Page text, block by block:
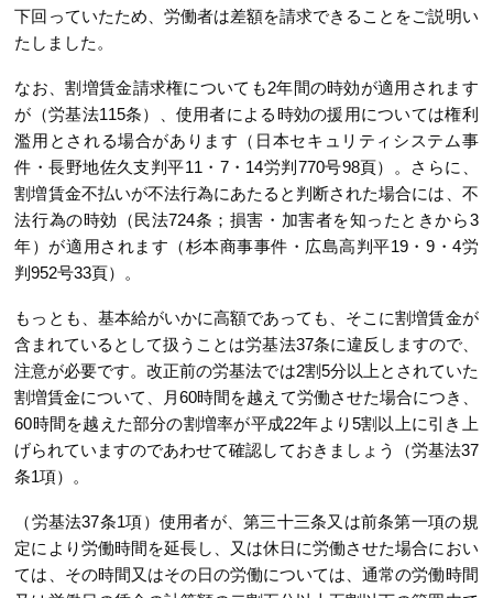
下回っていたため、労働者は差額を請求できることをご説明い
たしました。
なお、割増賃金請求権についても2年間の時効が適用されます
が（労基法115条）、使用者による時効の援用については権利
濫用とされる場合があります（日本セキュリティシステム事
件・長野地佐久支判平11・7・14労判770号98頁）。さらに、
割増賃金不払いが不法行為にあたると判断された場合には、不
法行為の時効（民法724条；損害・加害者を知ったときから3
年）が適用されます（杉本商事事件・広島高判平19・9・4労
判952号33頁）。
もっとも、基本給がいかに高額であっても、そこに割増賃金が
含まれているとして扱うことは労基法37条に違反しますので、
注意が必要です。改正前の労基法では2割5分以上とされていた
割増賃金について、月60時間を越えて労働させた場合につき、
60時間を越えた部分の割増率が平成22年より5割以上に引き上
げられていますのであわせて確認しておきましょう（労基法37
条1項）。
（労基法37条1項）使用者が、第三十三条又は前条第一項の規
定により労働時間を延長し、又は休日に労働させた場合におい
ては、その時間又はその日の労働については、通常の労働時間